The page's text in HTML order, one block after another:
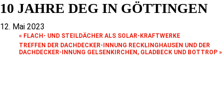
10 JAHRE DEG IN GÖTTINGEN
12. Mai 2023
« FLACH- UND STEILDÄCHER ALS SOLAR-KRAFTWERKE
TREFFEN DER DACHDECKER-INNUNG RECKLINGHAUSEN UND DER
DACHDECKER-INNUNG GELSENKIRCHEN, GLADBECK UND BOTTROP »